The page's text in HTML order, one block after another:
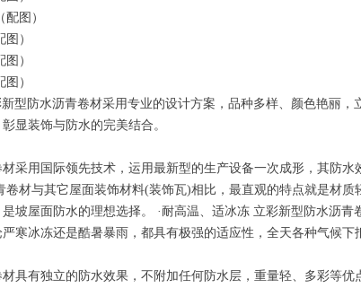
图）
）
）
）
型防水沥青卷材采用专业的设计方案，品种多样、颜色艳丽
显装饰与防水的完美结合。
用国际领先技术，运用最新型的生产设备一次成形，其防水
卷材与其它屋面装饰材料(装饰瓦)相比，最直观的特点就是材
坡屋面防水的理想选择。 ·耐高温、适冰冻 立彩新型防水沥
寒冰冻还是酷暑暴雨，都具有极强的适应性，全天各种气候下
有独立的防水效果，不附加任何防水层，重量轻、多彩等优